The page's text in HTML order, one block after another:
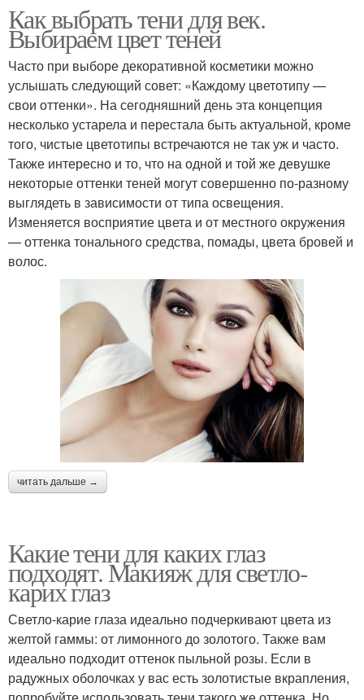
Как выбрать тени для век.
Выбираем цвет теней
Часто при выборе декоративной косметики можно
услышать следующий совет: «Каждому цветотипу —
свои оттенки». На сегодняшний день эта концепция
несколько устарела и перестала быть актуальной, кроме
того, чистые цветотипы встречаются не так уж и часто.
Также интересно и то, что на одной и той же девушке
некоторые оттенки теней могут совершенно по-разному
выглядеть в зависимости от типа освещения.
Изменяется восприятие цвета и от местного окружения
— оттенка тонального средства, помады, цвета бровей и
волос.
читать дальше →
Какие тени для каких глаз
подходят. Макияж для светло-
карих глаз
Светло-карие глаза идеально подчеркивают цвета из
желтой гаммы: от лимонного до золотого. Также вам
идеально подходит оттенок пыльной розы. Если в
радужных оболочках у вас есть золотистые вкрапления,